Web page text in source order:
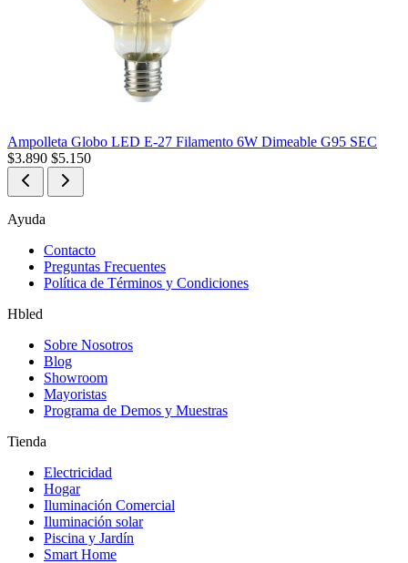
Ampolleta Globo LED E-27 Filamento 6W Dimeable G95 SEC
$3.890 $5.150
Ayuda
Contacto
Preguntas Frecuentes
Política de Términos y Condiciones
Hbled
Sobre Nosotros
Blog
Showroom
Mayoristas
Programa de Demos y Muestras
Tienda
Electricidad
Hogar
Iluminación Comercial
Iluminación solar
Piscina y Jardín
Smart Home